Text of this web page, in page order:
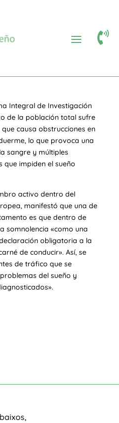

Integral de Investigación
de la población total sufre
causa obstrucciones en
lo que provoca una
sangre y múltiples
que impiden el sueño
activo dentro del
manifestó que una de
es que dentro de
somnolencia «como una
obligatoria a la
de conducir». Así, se
de tráfico que se
del sueño y